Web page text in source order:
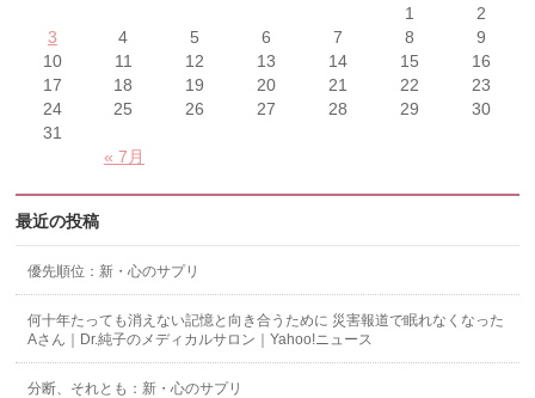
« 7月
1
2
3
4 5 6 7 8
9
10
11 12 13 14 15
16
17
18 19 20 21 22
23
24
25 26 27 28 29
30
31
最近の投稿
優先順位：新・心のサプリ
何十年たっても消えない記憶と向き合うために 災害報道で眠れなくなった
Aさん｜Dr.純子のメディカルサロン｜Yahoo!ニュース
分断、それとも：新・心のサプリ